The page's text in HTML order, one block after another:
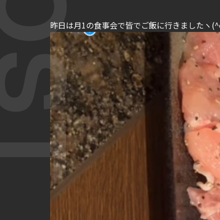
昨日は月1の食事会で皆でご飯に行きましたヽ